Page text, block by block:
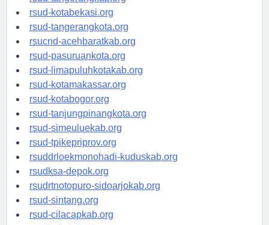
rsud-tangerangkab.org
rsud-kotabekasi.org
rsud-tangerangkota.org
rsucnd-acehbaratkab.org
rsud-pasuruankota.org
rsud-limapuluhkotakab.org
rsud-kotamakassar.org
rsud-kotabogor.org
rsud-tanjungpinangkota.org
rsud-simeuluekab.org
rsud-tpikepriprov.org
rsuddrloekmonohadi-kuduskab.org
rsudksa-depok.org
rsudrtnotopuro-sidoarjokab.org
rsud-sintang.org